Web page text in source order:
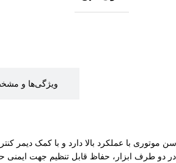
ویژگی‌ها و
دو طرف ابزار، حفاظ قابل تنظیم جهت ایمنی